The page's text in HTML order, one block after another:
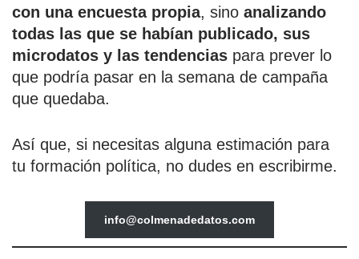
con una encuesta propia, sino analizando
todas las que se habían publicado, sus
microdatos y las tendencias para prever lo
que podría pasar en la semana de campaña
que quedaba.
Así que, si necesitas alguna estimación para
tu formación política, no dudes en escribirme.
info@colmenadedatos.com